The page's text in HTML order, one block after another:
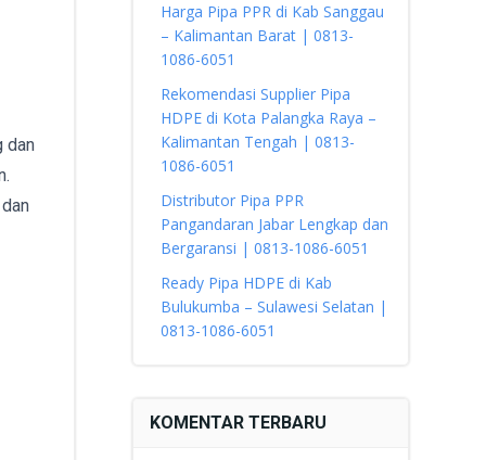
dan
Harga Pipa PPR di Kab Sanggau
– Kalimantan Barat | 0813-
1086-6051
Rekomendasi Supplier Pipa
HDPE di Kota Palangka Raya –
Kalimantan Tengah | 0813-
1086-6051
Distributor Pipa PPR
Pangandaran Jabar Lengkap dan
Bergaransi | 0813-1086-6051
Ready Pipa HDPE di Kab
Bulukumba – Sulawesi Selatan |
0813-1086-6051
KOMENTAR TERBARU